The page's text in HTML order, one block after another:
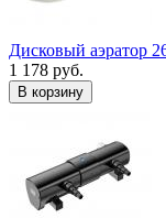
Дисковый аэратор
1 178 руб.
В корзину